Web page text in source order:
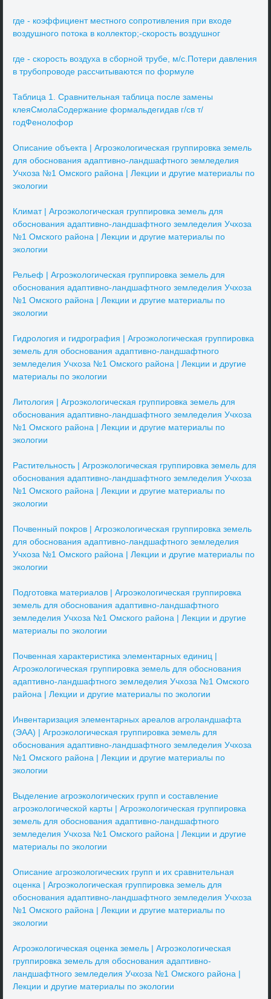
где - коэффициент местного сопротивления при входе
воздушного потока в коллектор;-скорость воздушног
где - скорость воздуха в сборной трубе, м/с.Потери давления
в трубопроводе рассчитываются по формуле
Таблица 1. Сравнительная таблица после замены
клеяСмолаСодержание формальдегидав г/св т/
годФенолофор
Описание объекта | Агроэкологическая группировка земель
для обоснования адаптивно-ландшафтного земледелия
Учхоза №1 Омского района | Лекции и другие материалы по
экологии
Климат | Агроэкологическая группировка земель для
обоснования адаптивно-ландшафтного земледелия Учхоза
№1 Омского района | Лекции и другие материалы по
экологии
Рельеф | Агроэкологическая группировка земель для
обоснования адаптивно-ландшафтного земледелия Учхоза
№1 Омского района | Лекции и другие материалы по
экологии
Гидрология и гидрография | Агроэкологическая группировка
земель для обоснования адаптивно-ландшафтного
земледелия Учхоза №1 Омского района | Лекции и другие
материалы по экологии
Литология | Агроэкологическая группировка земель для
обоснования адаптивно-ландшафтного земледелия Учхоза
№1 Омского района | Лекции и другие материалы по
экологии
Растительность | Агроэкологическая группировка земель для
обоснования адаптивно-ландшафтного земледелия Учхоза
№1 Омского района | Лекции и другие материалы по
экологии
Почвенный покров | Агроэкологическая группировка земель
для обоснования адаптивно-ландшафтного земледелия
Учхоза №1 Омского района | Лекции и другие материалы по
экологии
Подготовка материалов | Агроэкологическая группировка
земель для обоснования адаптивно-ландшафтного
земледелия Учхоза №1 Омского района | Лекции и другие
материалы по экологии
Почвенная характеристика элементарных единиц |
Агроэкологическая группировка земель для обоснования
адаптивно-ландшафтного земледелия Учхоза №1 Омского
района | Лекции и другие материалы по экологии
Инвентаризация элементарных ареалов агроландшафта
(ЭАА) | Агроэкологическая группировка земель для
обоснования адаптивно-ландшафтного земледелия Учхоза
№1 Омского района | Лекции и другие материалы по
экологии
Выделение агроэкологических групп и составление
агроэкологической карты | Агроэкологическая группировка
земель для обоснования адаптивно-ландшафтного
земледелия Учхоза №1 Омского района | Лекции и другие
материалы по экологии
Описание агроэкологических групп и их сравнительная
оценка | Агроэкологическая группировка земель для
обоснования адаптивно-ландшафтного земледелия Учхоза
№1 Омского района | Лекции и другие материалы по
экологии
Агроэкологическая оценка земель | Агроэкологическая
группировка земель для обоснования адаптивно-
ландшафтного земледелия Учхоза №1 Омского района |
Лекции и другие материалы по экологии